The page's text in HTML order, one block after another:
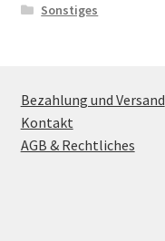
Sonstiges
Bezahlung und Versand
Kontakt
AGB & Rechtliches